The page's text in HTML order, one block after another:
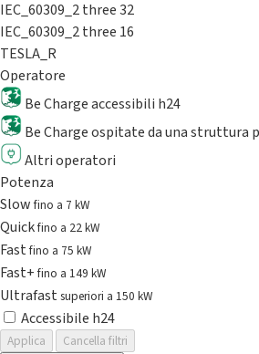
IEC_60309_2 three 32
IEC_60309_2 three 16
TESLA_R
Operatore
Be Charge accessibili h24
Be Charge ospitate da una struttura
Altri operatori
Potenza
Slowfino a 7 kW
Quickfino a 22 kW
Fastfino a 75 kW
Fast+fino a 149 kW
Ultrafast superiori a 150 kW
Accessibile h24
Applica
Cancella filtri